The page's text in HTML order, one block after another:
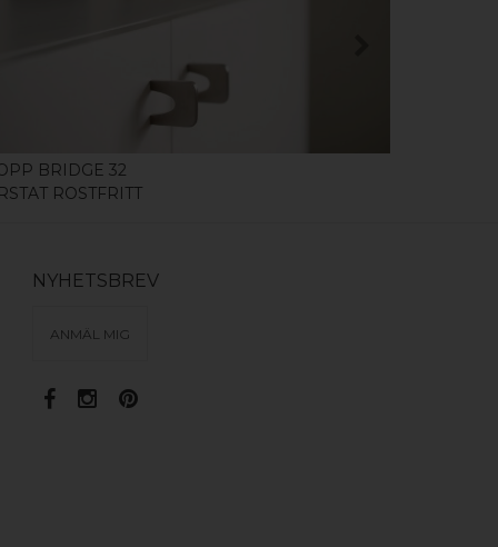
BRIDGE 32
ROSTFRITT
NYHETSBREV
ANMÄL MIG